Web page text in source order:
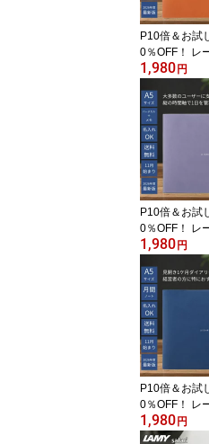
P10倍＆お試
0％OFF！ レ
れ無料 2026
イアリー A5
クリーノー
料無料 2025
り(2025年10
使用可) 旧
後継品 翌日
1,980 円
P10倍＆お試
0％OFF！ レ
れ無料 2026
イアリー A5
カル＋メモ
無料 2025年
(2025年10月
用可) 旧 ES
継品 翌日配
1,980 円
P10倍＆お試
0％OFF！ レ
れ無料 2026
イアリー A5
1,980 円